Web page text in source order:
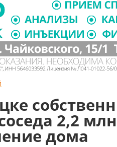
2,2
дома